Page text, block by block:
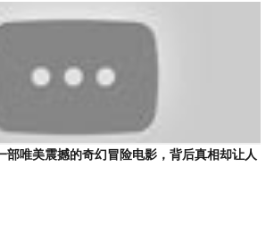
部唯美震撼的奇幻冒险电影，背后真相却让人